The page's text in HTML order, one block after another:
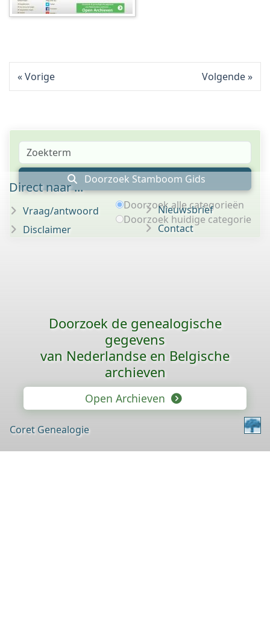
Vorige Volgende
Doorzoek Stamboom Gids
Doorzoek alle categorieën
Doorzoek huidige categorie
Direct naar ...
Vraag/antwoord
Disclaimer
Nieuwsbrief
Contact
Doorzoek de genealogische
gegevens
van Nederlandse en Belgische
archieven
Open Archieven
Coret Genealogie